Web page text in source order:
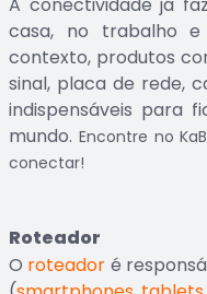
casa, no trabalho
contexto, produtos
sinal, placa de rede,
indispensáveis para
mundo. Encontre no
conectar!
Roteador
O roteador é